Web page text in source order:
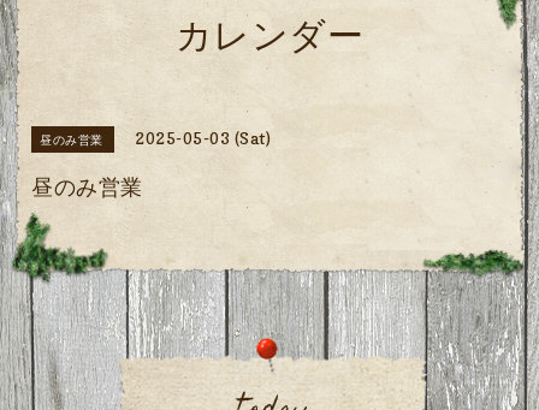
カレンダー
昼のみ営業 2025-05-03 (Sat)
昼のみ営業